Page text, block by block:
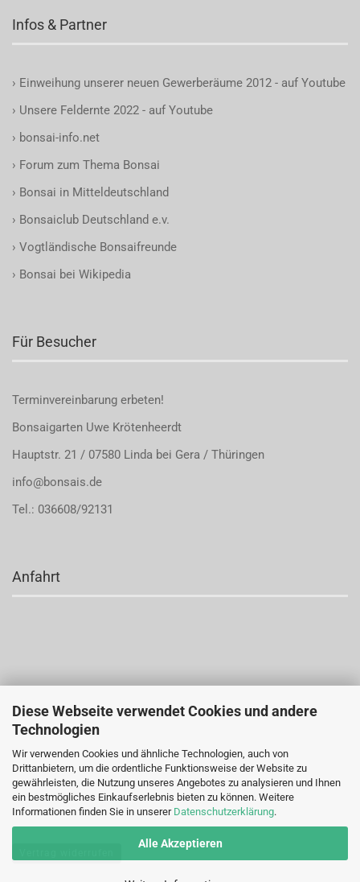
Diese Webseite verwendet Cookies und andere
Technologien
Wir verwenden Cookies und ähnliche Technologien, auch von
Drittanbietern, um die ordentliche Funktionsweise der Website zu
gewährleisten, die Nutzung unseres Angebotes zu analysieren und Ihnen
ein bestmögliches Einkaufserlebnis bieten zu können. Weitere
Informationen finden Sie in unserer Datenschutzerklärung.
Alle Akzeptieren
Infos & Partner
› Einweihung unserer neuen Gewerberäume 2012 - auf Youtube
› Unsere Feldernte 2022 - auf Youtube
› bonsai-info.net
› Forum zum Thema Bonsai
› Bonsai in Mitteldeutschland
› Bonsaiclub Deutschland e.v.
› Vogtländische Bonsaifreunde
› Bonsai bei Wikipedia
Für Besucher
Terminvereinbarung erbeten!
Bonsaigarten Uwe Krötenheerdt
Hauptstr. 21 / 07580 Linda bei Gera / Thüringen
info@bonsais.de
Tel.: 036608/92131
Anfahrt